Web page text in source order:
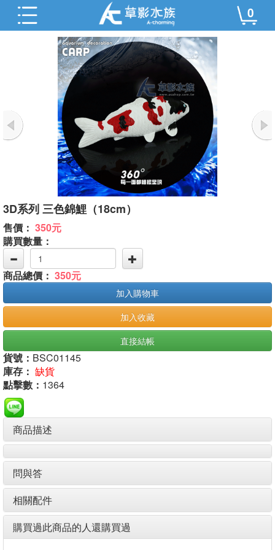
0
3D系列 三色錦鯉（18cm）
售價： 350元
購買數量：
商品總價： 350元
加入購物車
加入收藏
直接結帳
貨號： BSC01145
庫存： 缺貨
點擊數： 1364
商品描述
問與答
相關配件
購買過此商品的人還購買過